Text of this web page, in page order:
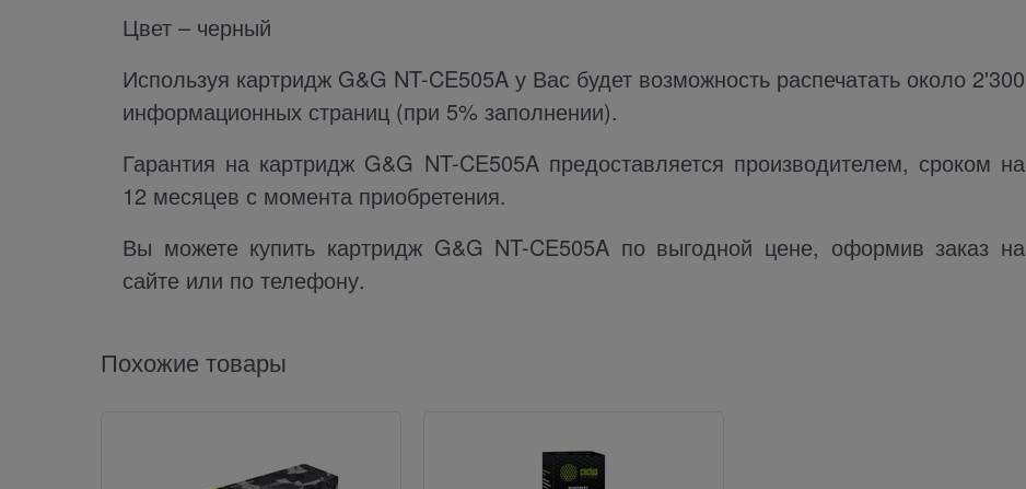
Цвет – черный
Используя картридж G&G NT-CE505A у Вас будет возможность распечатать около 2'300
информационных страниц (при 5% заполнении).
Гарантия на картридж G&G NT-CE505A предоставляется производителем, сроком на
12 месяцев с момента приобретения.
Вы можете купить картридж G&G NT-CE505A по выгодной цене, оформив заказ на
сайте или по телефону.
Похожие товары